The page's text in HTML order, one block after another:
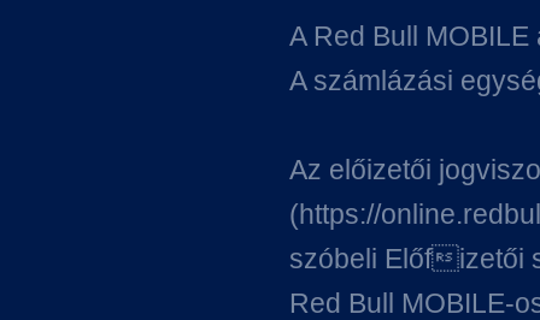
A Red Bull
A számlázási
Az előizetői
(https://
szóbeli Előfizetői
Red Bull MOBILE-